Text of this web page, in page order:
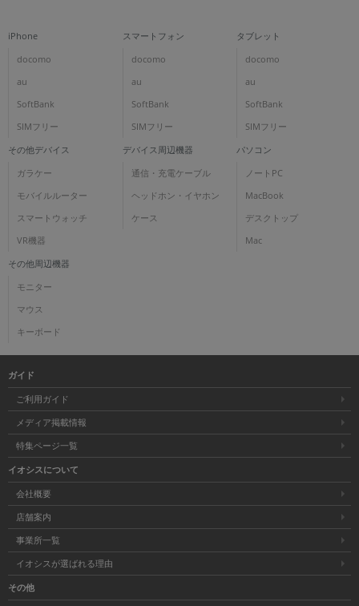
iPhone
docomo
au
SoftBank
SIMフリー
スマートフォン
docomo
au
SoftBank
SIMフリー
タブレット
docomo
au
SoftBank
SIMフリー
その他デバイス
ガラケー
モバイルルーター
スマートウォッチ
VR機器
デバイス周辺機器
通信・充電ケーブル
ヘッドホン・イヤホン
ケース
パソコン
ノートPC
MacBook
デスクトップ
Mac
その他周辺機器
モニター
マウス
キーボード
ガイド
ご利用ガイド
メディア掲載情報
特集ページ一覧
イオシスについて
会社概要
店舗案内
事業所一覧
イオシスが選ばれる理由
その他